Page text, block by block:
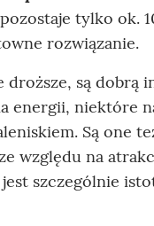
tylko ok.
rozwiązanie.
są dobrą
energii, niektóre
Są one
względu na
szczególnie